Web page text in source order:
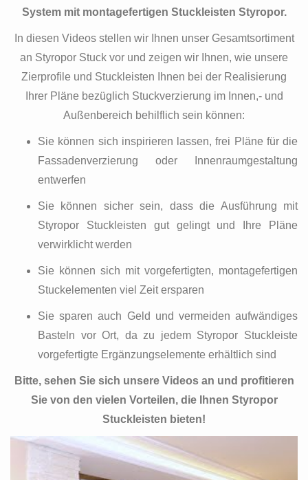
System mit montagefertigen Stuckleisten Styropor.
In diesen Videos stellen wir Ihnen unser Gesamtsortiment
an Styropor Stuck vor und zeigen wir Ihnen, wie unsere
Zierprofile und Stuckleisten Ihnen bei der Realisierung
Ihrer Pläne bezüglich Stuckverzierung im Innen,- und
Außenbereich behilflich sein können:
Sie können sich inspirieren lassen, frei Pläne für die
Fassadenverzierung oder Innenraumgestaltung
entwerfen
Sie können sicher sein, dass die Ausführung mit
Styropor Stuckleisten gut gelingt und Ihre Pläne
verwirklicht werden
Sie können sich mit vorgefertigten, montagefertigen
Stuckelementen viel Zeit ersparen
Sie sparen auch Geld und vermeiden aufwändiges
Basteln vor Ort, da zu jedem Styropor Stuckleiste
vorgefertigte Ergänzungselemente erhältlich sind
Bitte, sehen Sie sich unsere Videos an und profitieren
Sie von den vielen Vorteilen, die Ihnen Styropor
Stuckleisten bieten!